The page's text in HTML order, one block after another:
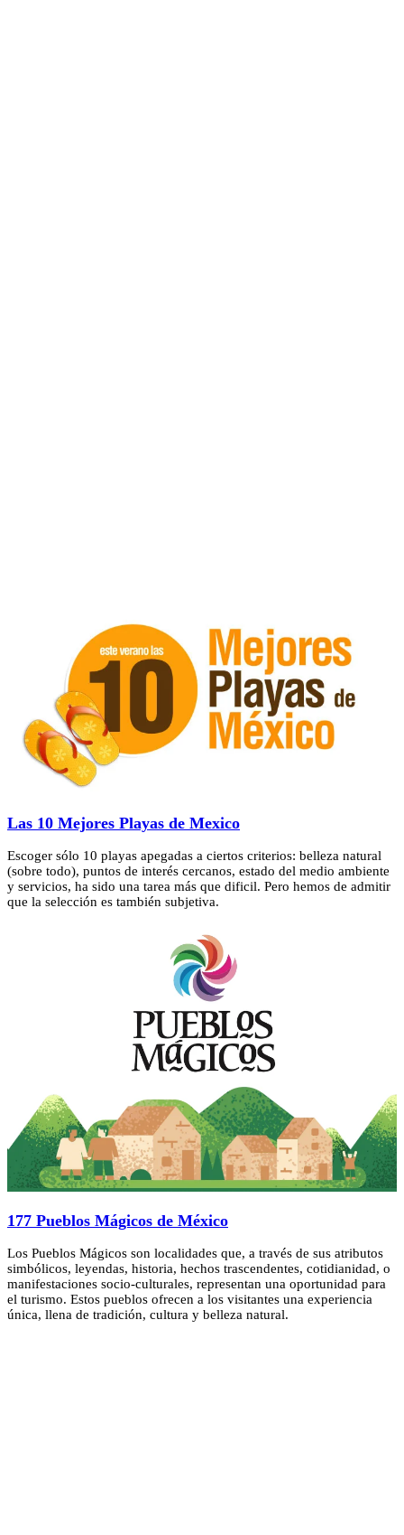
Las 10 Mejores Playas de Mexico
Escoger sólo 10 playas apegadas a ciertos criterios: belleza natural
(sobre todo), puntos de interés cercanos, estado del medio ambiente
y servicios, ha sido una tarea más que dificil. Pero hemos de admitir
que la selección es también subjetiva.
177 Pueblos Mágicos de México
Los Pueblos Mágicos son localidades que, a través de sus atributos
simbólicos, leyendas, historia, hechos trascendentes, cotidianidad, o
manifestaciones socio-culturales, representan una oportunidad para
el turismo. Estos pueblos ofrecen a los visitantes una experiencia
única, llena de tradición, cultura y belleza natural.